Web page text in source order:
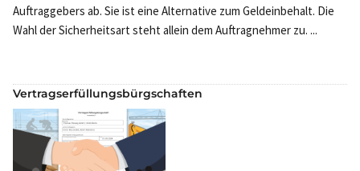
Auftraggebers ab. Sie ist eine Alternative zum Geldeinbehalt. Die
Wahl der Sicherheitsart steht allein dem Auftragnehmer zu. ...
Vertragserfüllungsbürgschaften